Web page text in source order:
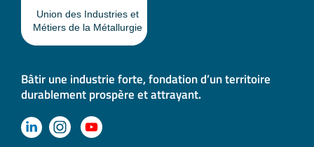
Bâtir une industrie forte, fondation d’un territoire
durablement prospère et attrayant.